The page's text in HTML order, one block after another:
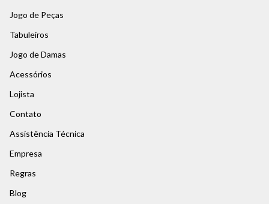
Jogo de Peças
Tabuleiros
Jogo de Damas
Acessórios
Lojista
Contato
Assistência Técnica
Empresa
Regras
Blog